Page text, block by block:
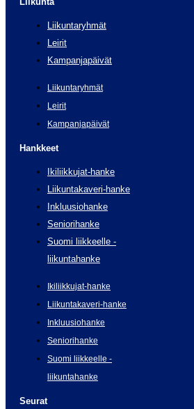
Liikuntaryhmät
Leirit
Kampanjapäivät
Liikuntaryhmät
Leirit
Kampanjapäivät
Hankkeet
Ikiliikkujat-hanke
Liikuntakaveri-hanke
Inkluusiohanke
Seniorihanke
Suomi liikkeelle -
liikuntahanke
Ikiliikkujat-hanke
Liikuntakaveri-hanke
Inkluusiohanke
Seniorihanke
Suomi liikkeelle -
liikuntahanke
Seurat